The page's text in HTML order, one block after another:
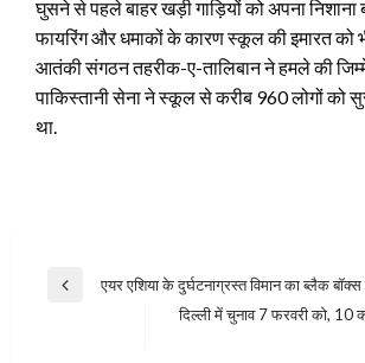
घुसने से पहले बाहर खड़ी गाड़ि‍यों को अपना निशाना
फायरिंग और धमाकों के कारण स्कूल की इमारत को
आतंकी संगठन तहरीक-ए-तालिबान ने हमले की
पाकिस्तानी सेना ने स्कूल से करीब 960 लोगों को
था.
Post
Previous
एयर एशिया के दुर्घटनाग्रस्त विमान का ब्लैक बॉक्स
दिल्ली में चुनाव 7 फरवरी को, 10